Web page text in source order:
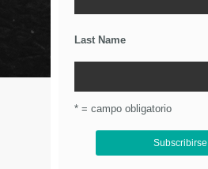
Last Name
* = campo obligatorio
© Circulo Marketing 2016. Todos
reservados.